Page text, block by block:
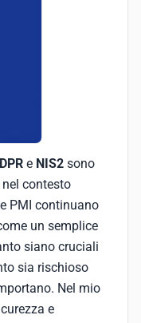
e NIS2 sono
contesto
PMI continuano
un semplice
siano cruciali
sia rischioso
Nel mio
e